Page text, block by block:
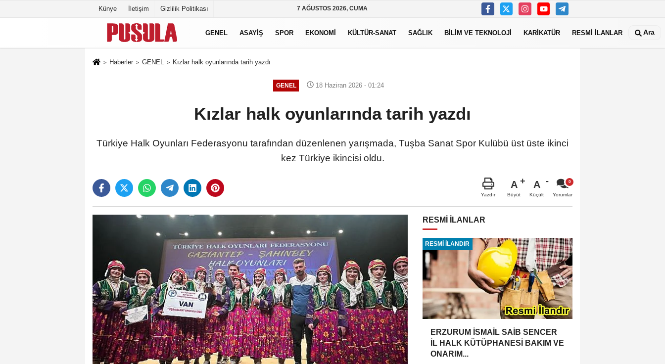
Künye İletişim Gizlilik Politikası 7 AĞUSTOS 2026, CUMA
GENEL ASAYİŞ SPOR EKONOMİ KÜLTÜR-SANAT SAĞLIK BİLİM VE TEKNOLOJİ KARİKATÜR RESMİ İLANLAR Ara
Haberler GENEL Kızlar halk oyunlarında tarih yazdı
GENEL 18 Haziran 2026 - 01:24
Kızlar halk oyunlarında tarih yazdı
Türkiye Halk Oyunları Federasyonu tarafından düzenlenen yarışmada, Tuşba Sanat Spor Kulübü üst üste ikinci
kez Türkiye ikincisi oldu.
Yazdır
A
Büyüt
A
Küçült Yorumlar
RESMİ İLANLAR
RESMİ İLANDIR
ERZURUM İSMAİL SAİB SENCER
İL HALK KÜTÜPHANESİ BAKIM VE
ONARIM...